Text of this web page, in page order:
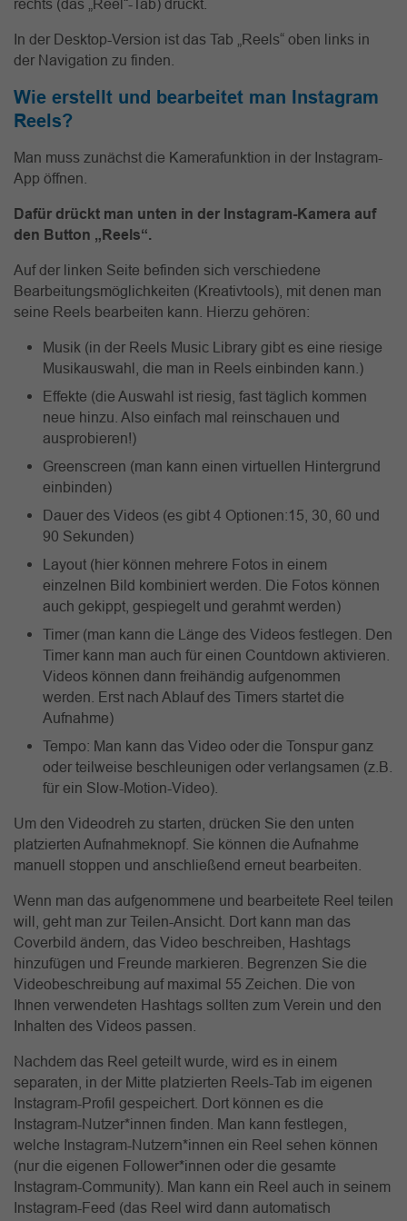
rechts (das „Reel“-Tab) drückt.
In der Desktop-Version ist das Tab „Reels“ oben links in
der Navigation zu finden.
Wie erstellt und bearbeitet man Instagram
Reels?
Man muss zunächst die Kamerafunktion in der Instagram-
App öffnen.
Dafür drückt man unten in der Instagram-Kamera auf
den Button „Reels“.
Auf der linken Seite befinden sich verschiedene
Bearbeitungsmöglichkeiten (Kreativtools), mit denen man
seine Reels bearbeiten kann. Hierzu gehören:
Musik (in der Reels Music Library gibt es eine riesige
Musikauswahl, die man in Reels einbinden kann.)
Effekte (die Auswahl ist riesig, fast täglich kommen
neue hinzu. Also einfach mal reinschauen und
ausprobieren!)
Greenscreen (man kann einen virtuellen Hintergrund
einbinden)
Dauer des Videos (es gibt 4 Optionen:15, 30, 60 und
90 Sekunden)
Layout (hier können mehrere Fotos in einem
einzelnen Bild kombiniert werden. Die Fotos können
auch gekippt, gespiegelt und gerahmt werden)
Timer (man kann die Länge des Videos festlegen. Den
Timer kann man auch für einen Countdown aktivieren.
Videos können dann freihändig aufgenommen
werden. Erst nach Ablauf des Timers startet die
Aufnahme)
Tempo: Man kann das Video oder die Tonspur ganz
oder teilweise beschleunigen oder verlangsamen (z.B.
für ein Slow-Motion-Video).
Um den Videodreh zu starten, drücken Sie den unten
platzierten Aufnahmeknopf. Sie können die Aufnahme
manuell stoppen und anschließend erneut bearbeiten.
Wenn man das aufgenommene und bearbeitete Reel teilen
will, geht man zur Teilen-Ansicht. Dort kann man das
Coverbild ändern, das Video beschreiben, Hashtags
hinzufügen und Freunde markieren. Begrenzen Sie die
Videobeschreibung auf maximal 55 Zeichen. Die von
Ihnen verwendeten Hashtags sollten zum Verein und den
Inhalten des Videos passen.
Nachdem das Reel geteilt wurde, wird es in einem
separaten, in der Mitte platzierten Reels-Tab im eigenen
Instagram-Profil gespeichert. Dort können es die
Instagram-Nutzer*innen finden. Man kann festlegen,
welche Instagram-Nutzern*innen ein Reel sehen können
(nur die eigenen Follower*innen oder die gesamte
Instagram-Community). Man kann ein Reel auch in seinem
Instagram-Feed (das Reel wird dann automatisch